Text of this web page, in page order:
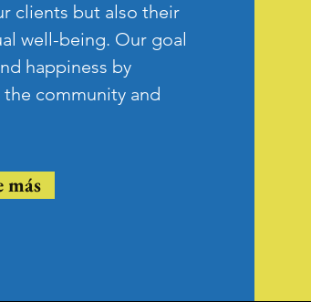
clients but also their
well-being. Our goal
happiness by
community and
más